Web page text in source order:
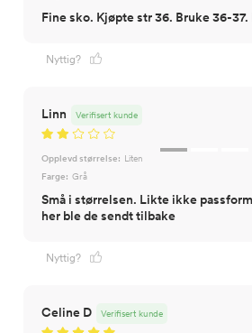
Fine sko. Kjøpte str 36. Bruke 36-
Nyttig?
Linn Verifisert kunde
Opplevd størrelse: Liten
Farge: Grå
Små i størrelsen. Likte ikke
her ble de sendt tilbake
Nyttig?
Celine D Verifisert kunde